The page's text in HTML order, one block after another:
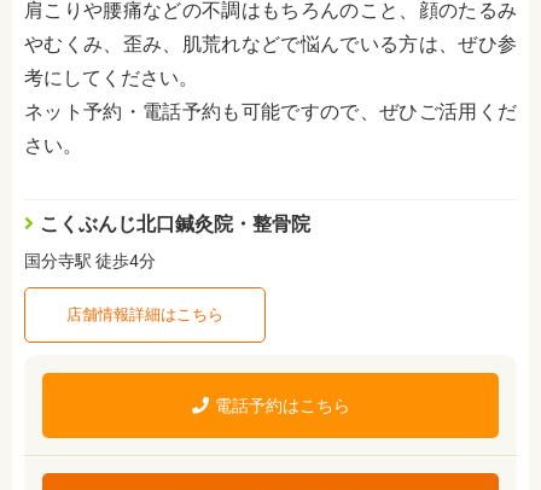
肩こりや腰痛などの不調はもちろんのこと、顔のたるみ
やむくみ、歪み、肌荒れなどで悩んでいる方は、ぜひ参
考にしてください。
ネット予約・電話予約も可能ですので、ぜひご活用くだ
さい。
こくぶんじ北口鍼灸院・整骨院
国分寺駅 徒歩4分
店舗情報詳細はこちら
電話予約はこちら